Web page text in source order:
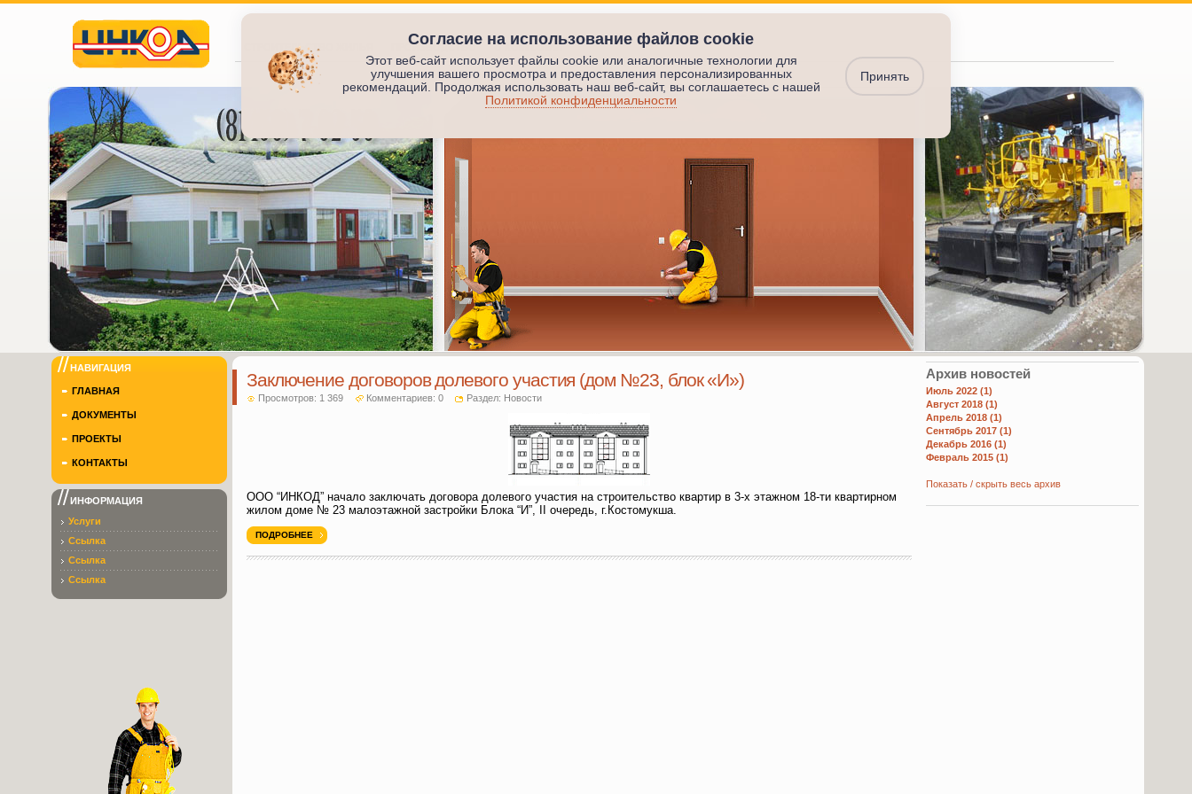
Инкод
СТРОИТЕЛЬСТВО ЖИЛЬЯ ПРОИЗВОДСТВО О КОМПАНИИ
ИНКОД
Заключение договоров долевого участия (дом №23, блок «И»)
Просмотров: 1 369 Комментариев: 0 Раздел: Новости
ООО “ИНКОД” начало заключать договора долевого участия на строительство квартир в 3-х этажном 18-ти квартирном
жилом доме № 23 малоэтажной застройки Блока “И”, II очередь, г.Костомукша.
ПОДРОБНЕЕ
Архив новостей
Июль 2022 (1)
Август 2018 (1)
Апрель 2018 (1)
Сентябрь 2017 (1)
Декабрь 2016 (1)
Февраль 2015 (1)
Показать / скрыть весь архив
НАВИГАЦИЯ
ГЛАВНАЯ
ДОКУМЕНТЫ
ПРОЕКТЫ
КОНТАКТЫ
ИНФОРМАЦИЯ
Услуги
Ссылка
Ссылка
Ссылка
Согласие на использование файлов cookie
Этот веб-сайт использует файлы cookie или аналогичные технологии для
улучшения вашего просмотра и предоставления персонализированных
рекомендаций. Продолжая использовать наш веб-сайт, вы соглашаетесь с нашей
Политикой конфиденциальности
Принять